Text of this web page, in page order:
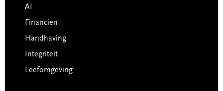
AI
Financiën
Handhaving
Integriteit
Leefomgeving